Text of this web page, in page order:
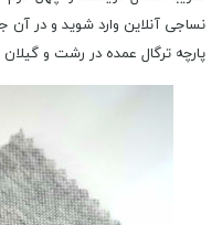
نساجی آنلاین وارد شوید و در آن
پارچه ترگال عمده در رشت و گیلان